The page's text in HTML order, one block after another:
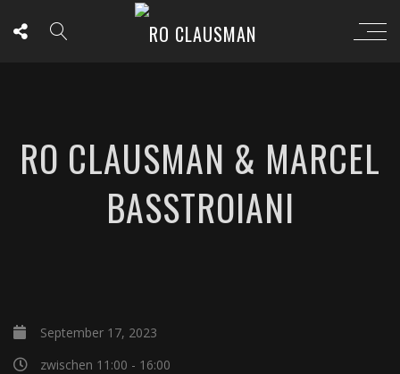
RO CLAUSMAN & MARCEL
BASSTROIANI
September 17, 2023
zwischen 11:00 - 16:00